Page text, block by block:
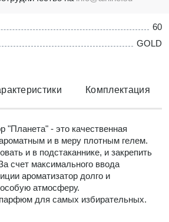
60
GOLD
Комплектация
"Планета" - это качественная
и в меру плотным гелем.
и в подстаканнике, и закрепить
счет максимального ввода
ароматизатор долго и
атмосферу.
для самых избирательных.